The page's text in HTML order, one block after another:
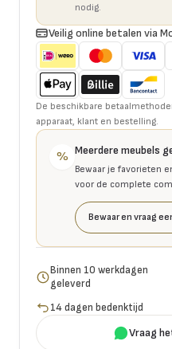
nodig.
Veilig online betalen via
De beschikbare
apparaat, klant en bestelling.
% Meerdere meubels
Bewaar je favorieten
voor de complete
Bewaar en vraag
Binnen 10 werkdagen
geleverd
14 dagen bedenktijd
Vraag